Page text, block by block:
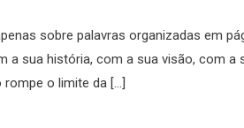
sobre palavras organizadas em
sua história, com a sua visão, com a
rompe o limite da […]